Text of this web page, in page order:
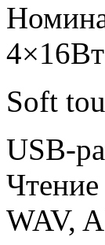
4×16Вт
Soft
USB-
WAV,